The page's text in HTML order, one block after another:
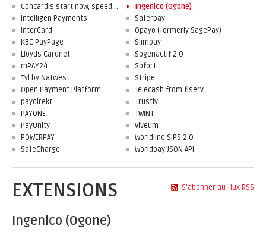
Concardis start.now, speed.up, flex.pro
Ingenico (Ogone)
Intelligen Payments
InterCard
KBC PayPage
Lloyds Cardnet
mPAY24
Tyl by Natwest
Open Payment Platform
paydirekt
PAYONE
PayUnity
POWERPAY
SafeCharge
Saferpay
Opayo (formerly SagePay)
Slimpay
Sogenactif 2.0
Sofort
Stripe
Telecash from fiserv
Trustly
TWINT
Viveum
Worldline SIPS 2.0
Worldpay JSON API
S'abonner au flux RSS
EXTENSIONS
Ingenico (Ogone)